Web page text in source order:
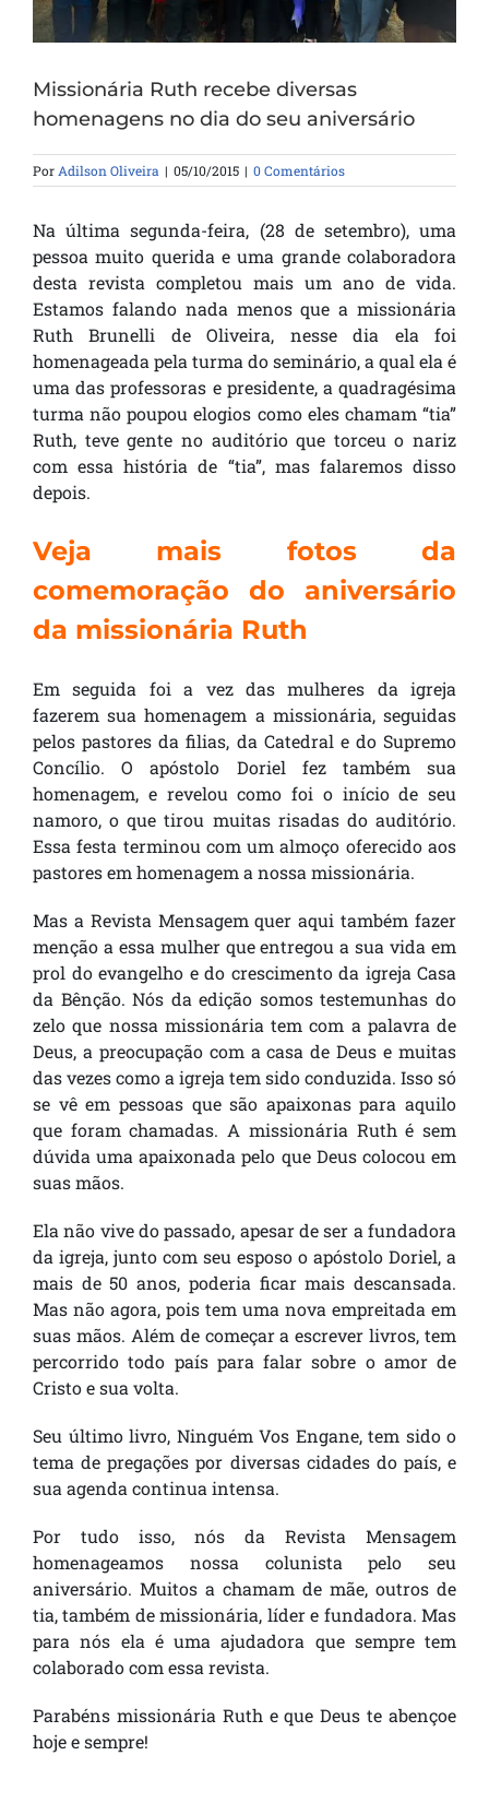
Missionária Ruth recebe diversas
homenagens no dia do seu aniversário
Por Adilson Oliveira | 05/10/2015 | 0 Comentários
Na última segunda-feira, (28 de setembro), uma
pessoa muito querida e uma grande colaboradora
desta revista completou mais um ano de vida.
Estamos falando nada menos que a missionária
Ruth Brunelli de Oliveira, nesse dia ela foi
homenageada pela turma do seminário, a qual ela é
uma das professoras e presidente, a quadragésima
turma não poupou elogios como eles chamam “tia”
Ruth, teve gente no auditório que torceu o nariz
com essa história de “tia”, mas falaremos disso
depois.
Veja mais fotos da
comemoração do aniversário
da missionária Ruth
Em seguida foi a vez das mulheres da igreja
fazerem sua homenagem a missionária, seguidas
pelos pastores da filias, da Catedral e do Supremo
Concílio. O apóstolo Doriel fez também sua
homenagem, e revelou como foi o início de seu
namoro, o que tirou muitas risadas do auditório.
Essa festa terminou com um almoço oferecido aos
pastores em homenagem a nossa missionária.
Mas a Revista Mensagem quer aqui também fazer
menção a essa mulher que entregou a sua vida em
prol do evangelho e do crescimento da igreja Casa
da Bênção. Nós da edição somos testemunhas do
zelo que nossa missionária tem com a palavra de
Deus, a preocupação com a casa de Deus e muitas
das vezes como a igreja tem sido conduzida. Isso só
se vê em pessoas que são apaixonas para aquilo
que foram chamadas. A missionária Ruth é sem
dúvida uma apaixonada pelo que Deus colocou em
suas mãos.
Ela não vive do passado, apesar de ser a fundadora
da igreja, junto com seu esposo o apóstolo Doriel, a
mais de 50 anos, poderia ficar mais descansada.
Mas não agora, pois tem uma nova empreitada em
suas mãos. Além de começar a escrever livros, tem
percorrido todo país para falar sobre o amor de
Cristo e sua volta.
Seu último livro, Ninguém Vos Engane, tem sido o
tema de pregações por diversas cidades do país, e
sua agenda continua intensa.
Por tudo isso, nós da Revista Mensagem
homenageamos nossa colunista pelo seu
aniversário. Muitos a chamam de mãe, outros de
tia, também de missionária, líder e fundadora. Mas
para nós ela é uma ajudadora que sempre tem
colaborado com essa revista.
Parabéns missionária Ruth e que Deus te abençoe
hoje e sempre!